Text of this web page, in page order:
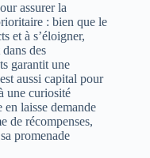
assurer la
: bien que le
et à s’éloigner,
des
garantit une
aussi capital pour
une curiosité
laisse demande
de récompenses,
promenade